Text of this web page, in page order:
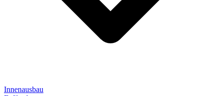
Innenausbau